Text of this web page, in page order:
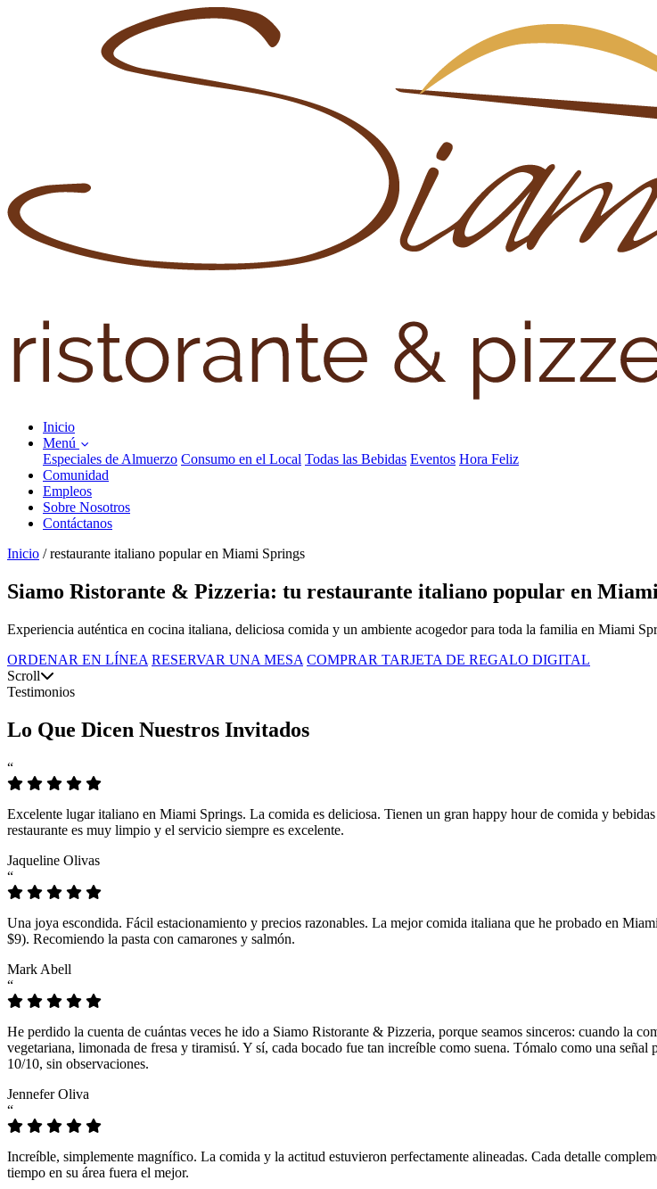
Inicio
Menú
Especiales de Almuerzo Consumo en el Local Todas las Bebidas Eventos Hora Feliz
Comunidad
Empleos
Sobre Nosotros
Contáctanos
Inicio / restaurante italiano popular en Miami Springs
Siamo Ristorante & Pizzeria: tu restaurante italiano popular en
Experiencia auténtica en cocina italiana, deliciosa comida y un ambiente acogedor para toda la familia en Miami
ORDENAR EN LÍNEA RESERVAR UNA MESA COMPRAR TARJETA DE REGALO DIGITAL
Scroll
Testimonios
Lo Que Dicen Nuestros Invitados
“
Excelente lugar italiano en Miami Springs. La comida es deliciosa. Tienen un gran happy hour de comida y
restaurante es muy limpio y el servicio siempre es excelente.
Jaqueline Olivas
“
Una joya escondida. Fácil estacionamiento y precios razonables. La mejor comida italiana que he probado en
$9). Recomiendo la pasta con camarones y salmón.
Mark Abell
“
He perdido la cuenta de cuántas veces he ido a Siamo Ristorante & Pizzeria, porque seamos sinceros: cuando la
vegetariana, limonada de fresa y tiramisú. Y sí, cada bocado fue tan increíble como suena. Tómalo como una
10/10, sin observaciones.
Jennefer Oliva
“
Increíble, simplemente magnífico. La comida y la actitud estuvieron perfectamente alineadas. Cada detalle
tiempo en su área fuera el mejor.